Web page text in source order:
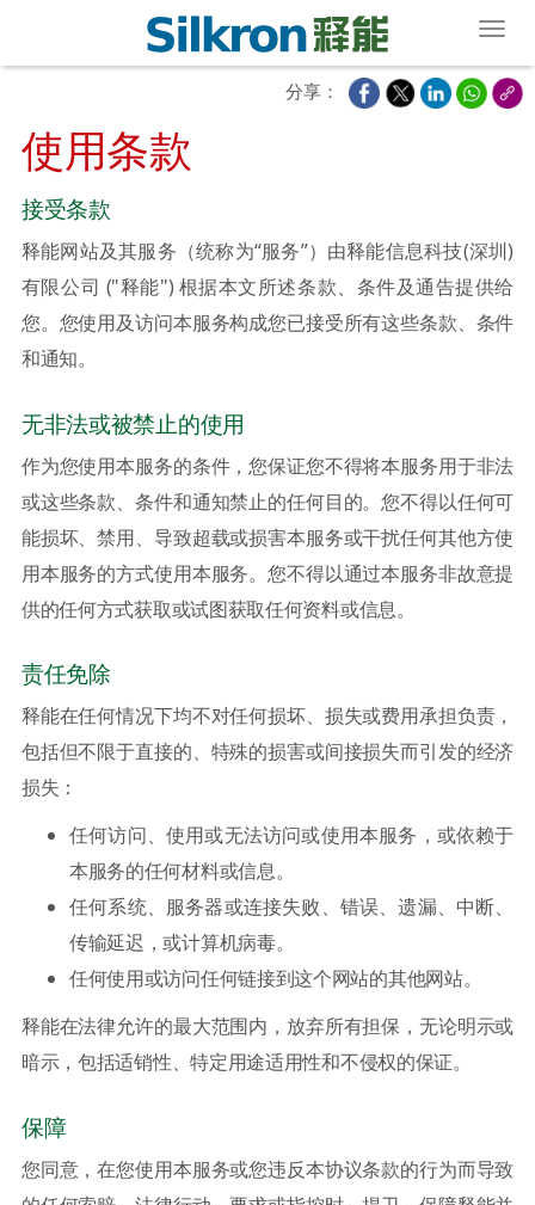
分享：
使用条款
接受条款
释能网站及其服务（统称为“服务”）由释能信息科技(深圳)
有限公司 ("释能") 根据本文所述条款、条件及通告提供给
您。您使用及访问本服务构成您已接受所有这些条款、条件
和通知。
无非法或被禁止的使用
作为您使用本服务的条件，您保证您不得将本服务用于非法
或这些条款、条件和通知禁止的任何目的。您不得以任何可
能损坏、禁用、导致超载或损害本服务或干扰任何其他方使
用本服务的方式使用本服务。您不得以通过本服务非故意提
供的任何方式获取或试图获取任何资料或信息。
责任免除
释能在任何情况下均不对任何损坏、损失或费用承担负责，
包括但不限于直接的、特殊的损害或间接损失而引发的经济
损失：
任何访问、使用或无法访问或使用本服务，或依赖于
本服务的任何材料或信息。
任何系统、服务器或连接失败、错误、遗漏、中断、
传输延迟，或计算机病毒。
任何使用或访问任何链接到这个网站的其他网站。
释能在法律允许的最大范围内，放弃所有担保，无论明示或
暗示，包括适销性、特定用途适用性和不侵权的保证。
保障
您同意，在您使用本服务或您违反本协议条款的行为而导致